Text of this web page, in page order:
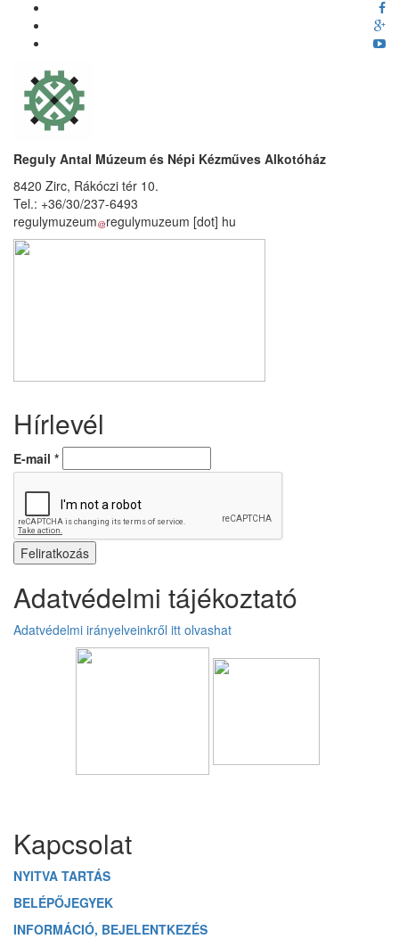
Reguly Antal Múzeum és Népi Kézműves Alkotóház
8420 Zirc, Rákóczi tér 10.
Tel.: +36/30/237-6493
regulymuzeum regulymuzeum [dot] hu
Hírlevél
E-mail *
Adatvédelmi tájékoztató
Adatvédelmi irányelveinkről itt olvashat
Kapcsolat
NYITVA TARTÁS
BELÉPŐJEGYEK
INFORMÁCIÓ, BEJELENTKEZÉS